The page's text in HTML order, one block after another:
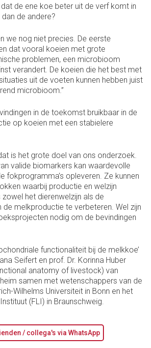
de ene koe beter uit de verf komt in
dan de andere?
we nog niet precies. De eerste
dat vooral koeien met grote
problemen, een microbioom
verandert. De koeien die het best met
uit de voeten kunnen hebben juist
microbioom.”
in de toekomst bruikbaar in de
op koeien met een stabielere
is het grote doel van ons onderzoek.
valide biomarkers kan waardevolle
fokprogramma’s opleveren. Ze kunnen
waarbij productie en welzijn
het dierenwelzijn als de
de melkproductie te verbeteren. Wel zijn
nodig om de bevindingen
functionaliteit bij de melkkoe’
Seifert en prof. Dr. Korinna Huber
anatomy of livestock) van
samen met wetenschappers van de
Wilhelms Universiteit in Bonn en het
(FLI) in Braunschweig.
/ collega's via WhatsApp